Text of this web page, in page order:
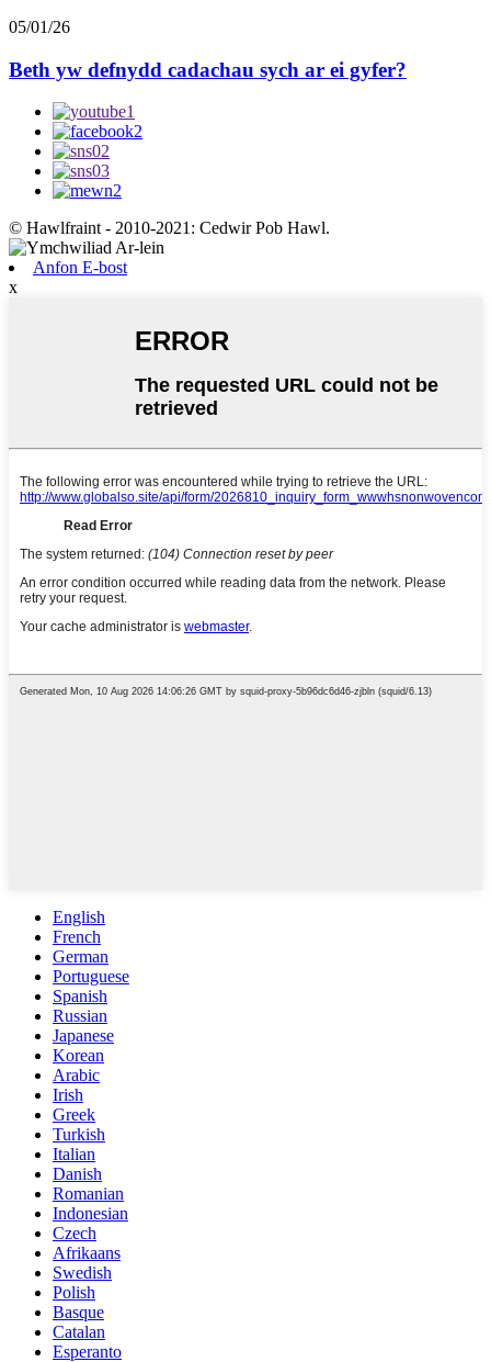
05/01/26
Beth yw defnydd cadachau sych ar ei gyfer?
© Hawlfraint - 2010-2021: Cedwir Pob Hawl.
Anfon E-bost
x
English
French
German
Portuguese
Spanish
Russian
Japanese
Korean
Arabic
Irish
Greek
Turkish
Italian
Danish
Romanian
Indonesian
Czech
Afrikaans
Swedish
Polish
Basque
Catalan
Esperanto